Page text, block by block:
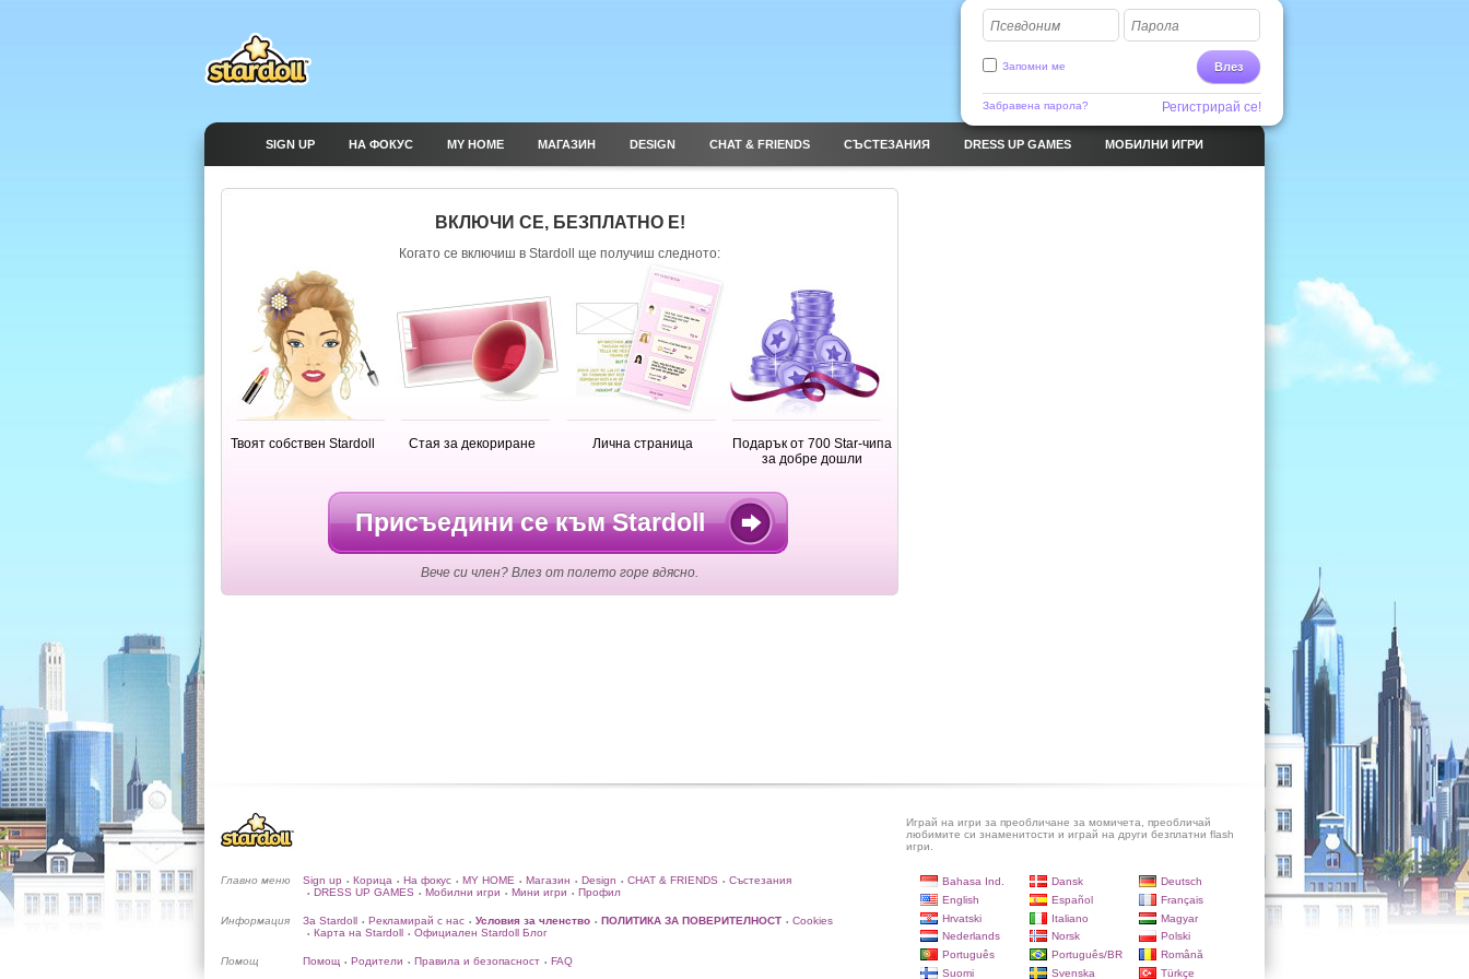
Псевдоним Парола
Влез
Запомни ме
Забравена парола? Регистрирай се!
SIGN UP НА ФОКУС MY HOME МАГАЗИН DESIGN CHAT & FRIENDS СЪСТЕЗАНИЯ DRESS UP GAMES МОБИЛНИ ИГРИ
ВКЛЮЧИ СЕ, БЕЗПЛАТНО Е!
Когато се включиш в Stardoll ще получиш следното:
Твоят собствен Stardoll Стая за декориране Лична страница
Подарък от 700 Star-чипа
за добре дошли
Присъедини се към Stardoll
Вече си член? Влез от полето горе вдясно.
Играй на игри за преобличане за момичета, преобличай
любимите си знаменитости и играй на други безплатни flash
игри.
Главно меню Sign up • Корица • На фокус • MY HOME • Магазин • Design • CHAT & FRIENDS • Състезания
• DRESS UP GAMES • Мобилни игри • Мини игри • Профил
Информация За Stardoll • Рекламирай с нас • Условия за членство • ПОЛИТИКА ЗА ПОВЕРИТЕЛНОСТ • Cookies
• Карта на Stardoll • Официален Stardoll Блог
Помощ Помощ • Родители • Правила и безопасност • FAQ
Bahasa Ind. Dansk
Deutsch
English
Español
Français
Hrvatski
Italiano
Magyar
Nederlands
Norsk
Polski
Português
Português/BR
Română
Suomi
Svenska Türkçe